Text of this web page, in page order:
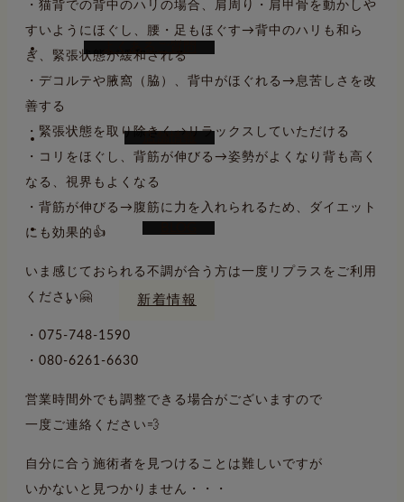
新着情報
・猫背での背中のハリの場合、肩周り・肩甲骨を動かしや
すいようにほぐし、腰・足もほぐす→背中のハリも和ら
ぎ、緊張状態が緩和される
・デコルテや腋窩（脇）、背中がほぐれる→息苦しさを改
善する
・緊張状態を取り除きく→リラックスしていただける
・コリをほぐし、背筋が伸びる→姿勢がよくなり背も高く
なる、視界もよくなる
・背筋が伸びる→腹筋に力を入れられるため、ダイエット
にも効果的👍
いま感じておられる不調が合う方は一度リプラスをご利用
ください🤗
・075-748-1590
・080-6261-6630
営業時間外でも調整できる場合がございますので
一度ご連絡ください💨
自分に合う施術者を見つけることは難しいですが
いかないと見つかりません・・・